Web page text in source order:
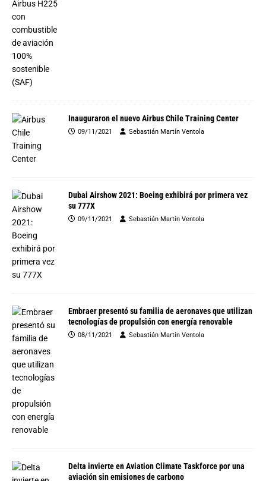
Inauguraron el nuevo Airbus Chile Training Center
09/11/2021 Sebastián Martín Ventola
Dubai Airshow 2021: Boeing exhibirá por primera vez
su 777X
09/11/2021 Sebastián Martín Ventola
Embraer presentó su familia de aeronaves que utilizan
tecnologías de propulsión con energía renovable
08/11/2021 Sebastián Martín Ventola
Delta invierte en Aviation Climate Taskforce por una
aviación sin emisiones de carbono